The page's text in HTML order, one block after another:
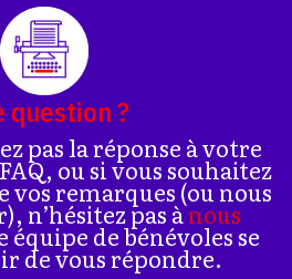
question ?
pas la réponse à votre
ou si vous souhaitez
vos remarques (ou nous
n’hésitez pas ànous
équipe de bénévoles se
de vous répondre.